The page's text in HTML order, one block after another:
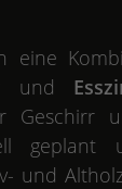
eine
und
Geschirr
und